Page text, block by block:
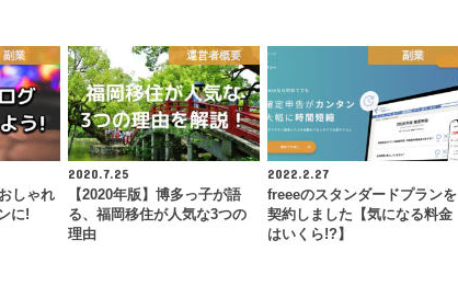
副業
しゃれ
に!
運営者概要
2020.7.25
【2020年版】博多っ子が語
る、福岡移住が人気な3つの
理由
副業
2022.2.27
freeeのスタンダードプランを
契約しました【気になる料金
はいくら!?】